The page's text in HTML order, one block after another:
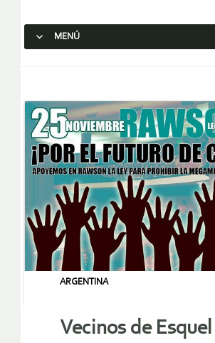
MENÚ
ARGENTINA
Vecinos de Esquel